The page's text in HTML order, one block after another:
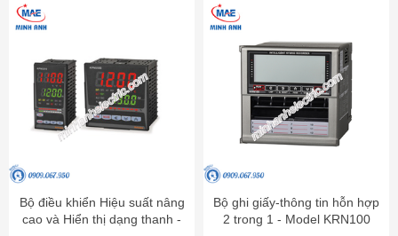
Bộ điều khiển Hiệu suất nâng
cao và Hiển thị dạng thanh -
Bộ ghi giấy-thông tin hỗn hợp
2 trong 1 - Model KRN100